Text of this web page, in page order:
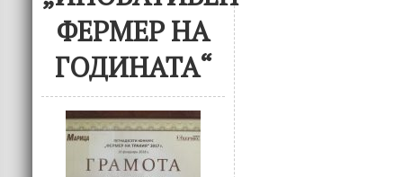
ФЕРМЕР НА
ГОДИНАТА“